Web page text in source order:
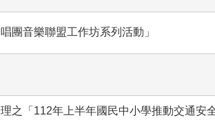
團音樂聯盟工作坊系列活動」
之「112年上半年國民中小學推動交通安